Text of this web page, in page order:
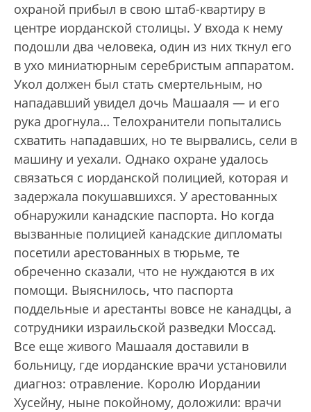
охраной прибыл в свою штаб-квартиру в
центре иорданской столицы. У входа к нему
подошли два человека, один из них ткнул его
в ухо миниатюрным серебристым аппаратом.
Укол должен был стать смертельным, но
нападавший увидел дочь Машааля — и его
рука дрогнула… Тело­хранители попытались
схватить нападавших, но те вырвались, сели в
машину и уехали. Однако охране удалось
связаться с иорданской полицией, которая и
задержала покушавшихся. У арестованных
обнаружили канадские паспорта. Но когда
вызванные полицией канадские дипломаты
посетили арестованных в тюрьме, те
обреченно сказали, что не нуждаются в их
помощи. Выяснилось, что пас­порта
поддельные и арестанты вовсе не канадцы, а
сотрудники израильской разведки Моссад.
Все еще живого Машааля доставили в
больницу, где иорданские врачи установили
диагноз: отравление. Королю Иордании
Хусейну, ныне покойному, доложили: врачи